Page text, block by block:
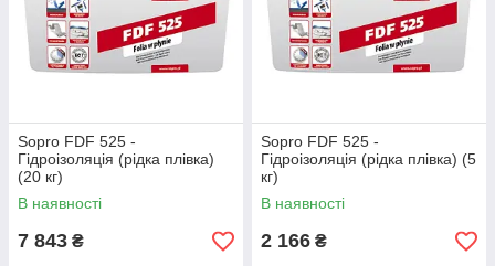
Sopro FDF 525 -
Гідроізоляція (рідка плівка)
(20 кг)
В наявності
7 843 ₴
Sopro FDF 525 -
Гідроізоляція (рідка плівка) (5
кг)
В наявності
2 166 ₴